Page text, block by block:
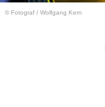
© Fotograf / Wolfgang Kern